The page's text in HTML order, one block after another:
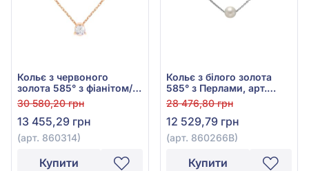
Кольє з червоного
золота 585° з фіанітом/
куб.цирконієм, арт.
860314
30 580,20 грн
13 455,29 грн
(арт. 860314)
Купити
Кольє з білого золота
585° з Перлами, арт.
860266В
28 476,80 грн
12 529,79 грн
(арт. 860266В)
Купити